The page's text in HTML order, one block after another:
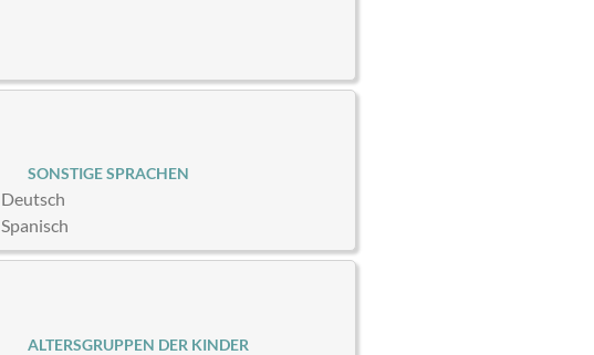
SONSTIGE SPRACHEN
Deutsch
Spanisch
ALTERSGRUPPEN DER KINDER